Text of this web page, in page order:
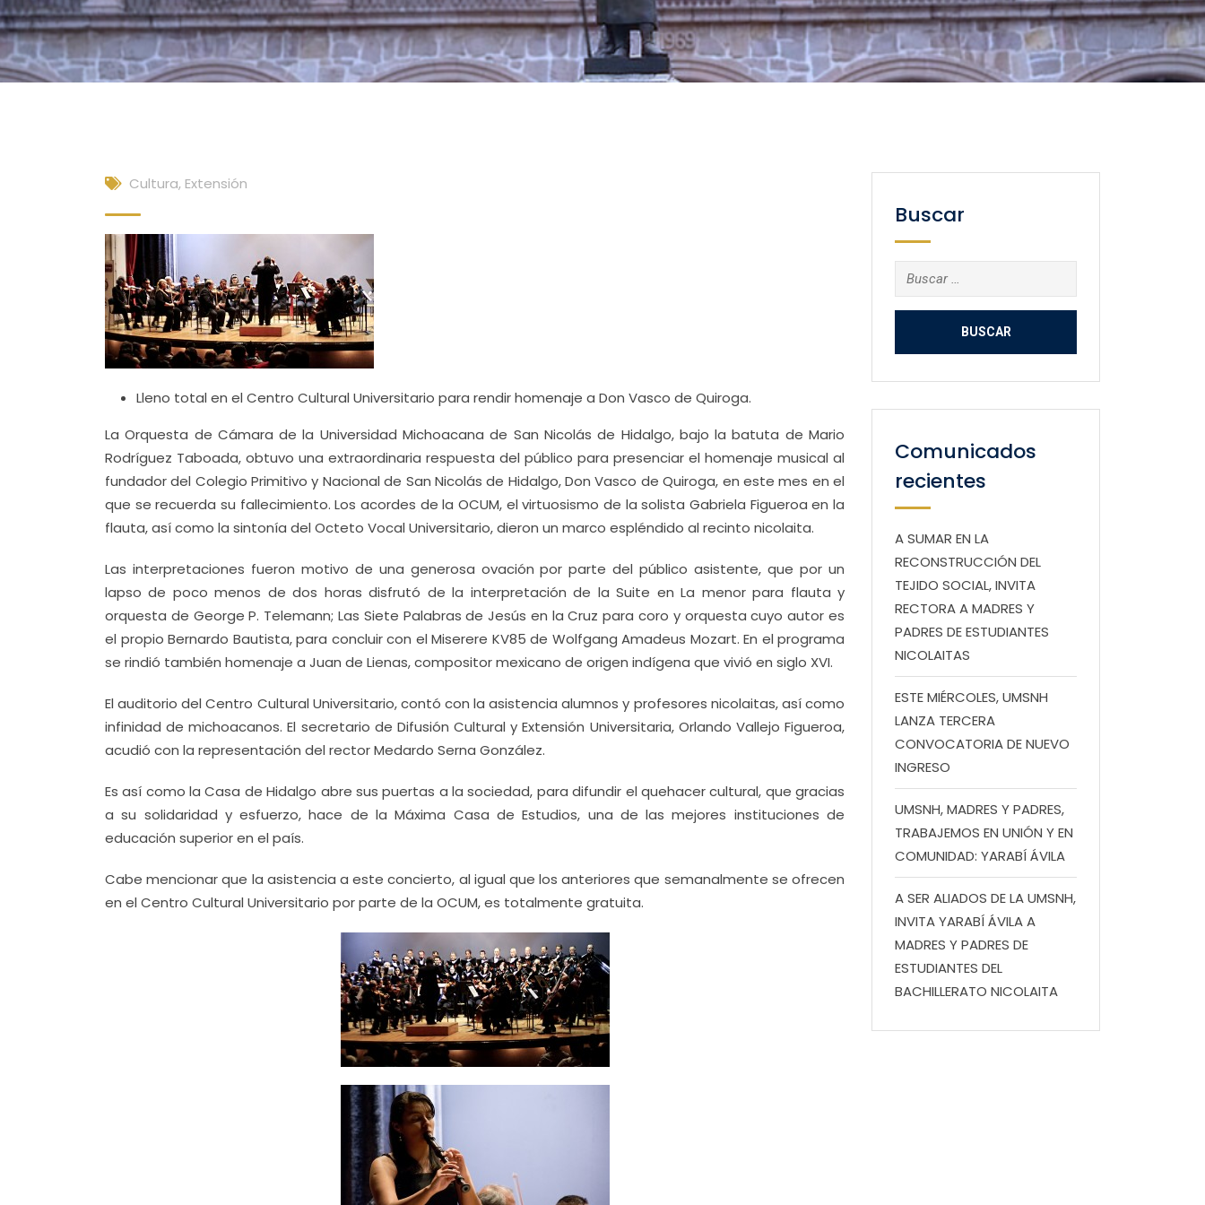
Cultura, Extensión
Lleno total en el Centro Cultural Universitario para rendir homenaje a Don Vasco de Quiroga.
La Orquesta de Cámara de la Universidad Michoacana de San Nicolás de Hidalgo, bajo la batuta de Mario
Rodríguez Taboada, obtuvo una extraordinaria respuesta del público para presenciar el homenaje musical al
fundador del Colegio Primitivo y Nacional de San Nicolás de Hidalgo, Don Vasco de Quiroga, en este mes en el
que se recuerda su fallecimiento. Los acordes de la OCUM, el virtuosismo de la solista Gabriela Figueroa en la
flauta, así como la sintonía del Octeto Vocal Universitario, dieron un marco espléndido al recinto nicolaita.
Las interpretaciones fueron motivo de una generosa ovación por parte del público asistente, que por un
lapso de poco menos de dos horas disfrutó de la interpretación de la Suite en La menor para flauta y
orquesta de George P. Telemann; Las Siete Palabras de Jesús en la Cruz para coro y orquesta cuyo autor es
el propio Bernardo Bautista, para concluir con el Miserere KV85 de Wolfgang Amadeus Mozart. En el programa
se rindió también homenaje a Juan de Lienas, compositor mexicano de origen indígena que vivió en siglo XVI.
El auditorio del Centro Cultural Universitario, contó con la asistencia alumnos y profesores nicolaitas, así como
infinidad de michoacanos. El secretario de Difusión Cultural y Extensión Universitaria, Orlando Vallejo Figueroa,
acudió con la representación del rector Medardo Serna González.
Es así como la Casa de Hidalgo abre sus puertas a la sociedad, para difundir el quehacer cultural, que gracias
a su solidaridad y esfuerzo, hace de la Máxima Casa de Estudios, una de las mejores instituciones de
educación superior en el país.
Cabe mencionar que la asistencia a este concierto, al igual que los anteriores que semanalmente se ofrecen
en el Centro Cultural Universitario por parte de la OCUM, es totalmente gratuita.
Buscar
Buscar:
Comunicados
recientes
A SUMAR EN LA
RECONSTRUCCIÓN DEL
TEJIDO SOCIAL, INVITA
RECTORA A MADRES Y
PADRES DE ESTUDIANTES
NICOLAITAS
ESTE MIÉRCOLES, UMSNH
LANZA TERCERA
CONVOCATORIA DE NUEVO
INGRESO
UMSNH, MADRES Y PADRES,
TRABAJEMOS EN UNIÓN Y EN
COMUNIDAD: YARABÍ ÁVILA
A SER ALIADOS DE LA UMSNH,
INVITA YARABÍ ÁVILA A
MADRES Y PADRES DE
ESTUDIANTES DEL
BACHILLERATO NICOLAITA